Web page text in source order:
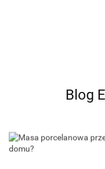
Blog